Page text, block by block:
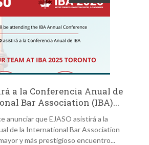
a la Conferencia Anual de
Bar Association (IBA)...
anunciar que EJASO asistirá a la
de la International Bar Association
y más prestigioso encuentro...